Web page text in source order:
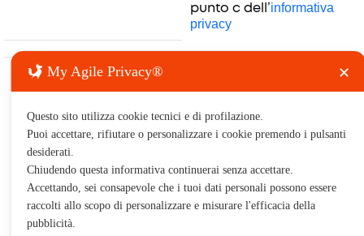
punto c dell’informativa
privacy
Azienda
Chi
Siamo
Formazione
Forum e
risorse
Guida al
percorso
formativo
Prodotti
& Servizi
Software
formativi
Formazione
Individuale
Risorse
Forum
Risorse
gratuite
e utilità
YouTube
English(Inglese)
Italiano
Legale
&
condizioni
Policy
My Agile Privacy® ✕
Questo sito utilizza cookie tecnici e di profilazione.
Puoi accettare, rifiutare o personalizzare i cookie premendo i pulsanti
desiderati.
Chiudendo questa informativa continuerai senza accettare.
Accettando, sei consapevole che i tuoi dati personali possono essere
raccolti allo scopo di personalizzare e misurare l'efficacia della
pubblicità.